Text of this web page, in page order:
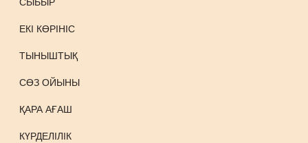
ЕКІ КӨРІНІС
ТЫНЫШТЫҚ
СӨЗ ОЙЫНЫ
ҚАРА АҒАШ
КҮРДЕЛІЛІК